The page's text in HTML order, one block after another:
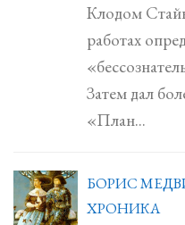
Клодом
работах
Затем дал
«План...
БОРИС
ХРОНИКА